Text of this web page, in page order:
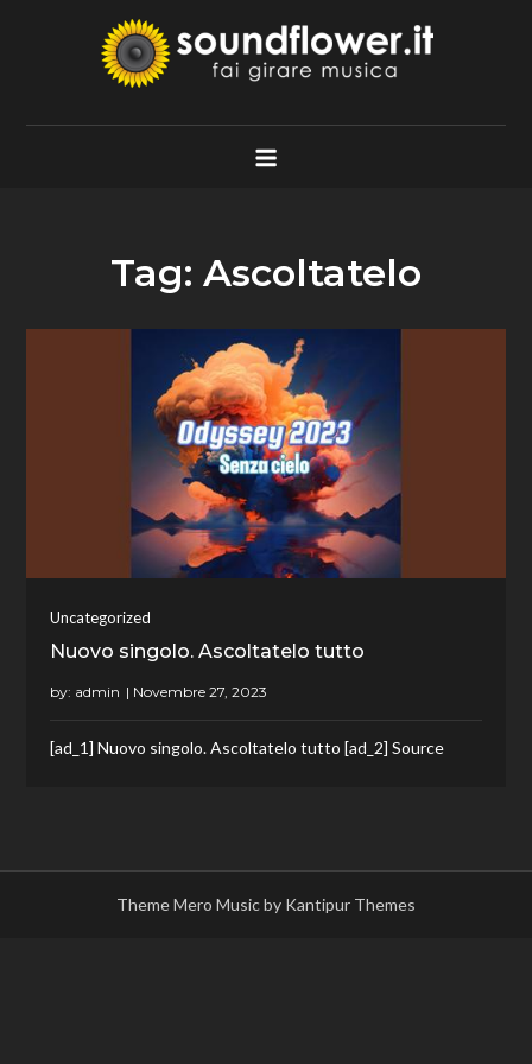
Soundflower.it
Fai Girare Musica
Tag: Ascoltatelo
Uncategorized
Nuovo singolo. Ascoltatelo tutto
by: admin
[ad_1] Nuovo singolo. Ascoltatelo tutto [ad_2] Source
Theme Mero Music by Kantipur Themes